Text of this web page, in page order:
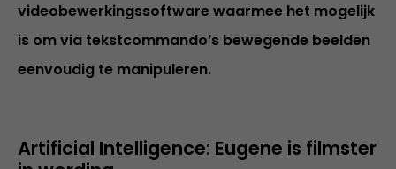
videobewerkingssoftware waarmee het mogelijk
is om via tekstcommando’s bewegende beelden
eenvoudig te manipuleren.
Artificial Intelligence: Eugene is filmster